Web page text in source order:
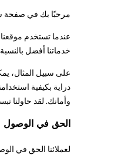
مرحبًا بك في صفحة
عندما تستخدم
خدماتنا أفضل
على سبيل المثال،
دراية بكيفية
وأمانك. لقد حاولنا
الحق في الوصول
لعملائنا الحق في